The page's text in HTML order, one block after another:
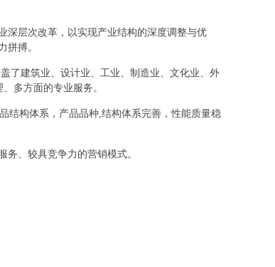
深层次改革，以实现产业结构的深度调整与优
拼搏。
了建筑业、设计业、工业、制造业、文化业、外
多方面的专业服务。
结构体系，产品品种,结构体系完善，性能质量稳
、较具竞争力的营销模式。